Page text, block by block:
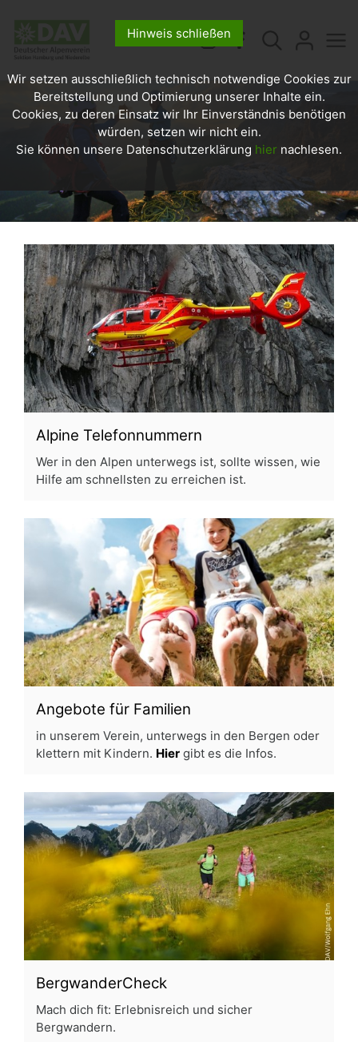
Alpine Telefonnummern
Wer in den Alpen unterwegs ist, sollte wissen, wie
Hilfe am schnellsten zu erreichen ist.
Angebote für Familien
in unserem Verein, unterwegs in den Bergen oder
klettern mit Kindern. Hier gibt es die Infos.
BergwanderCheck
Mach dich fit: Erlebnisreich und sicher
Bergwandern.
Hinweis schließen
Wir setzen ausschließlich technisch notwendige Cookies zur
Bereitstellung und Optimierung unserer Inhalte ein.
Cookies, zu deren Einsatz wir Ihr Einverständnis benötigen
würden, setzen wir nicht ein.
Sie können unsere Datenschutzerklärung hier nachlesen.